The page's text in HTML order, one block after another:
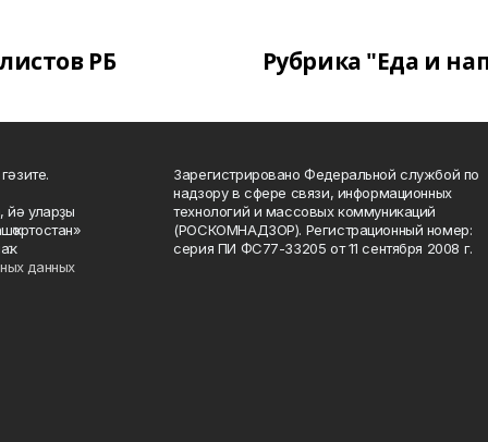
РБ Рубрика "Еда и
йә уларҙы
данных
Зарегистрировано Федеральной службой по
надзору в сфере связи, информационных
технологий и массовых коммуникаций
(РОСКОМНАДЗОР). Регистрационный номер:
серия ПИ ФС77-33205 от 11 сентября 2008 г.